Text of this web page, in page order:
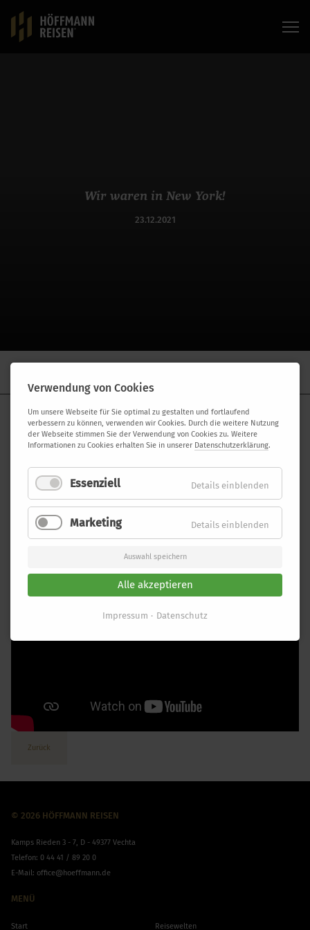
Wir waren in New York!
23.12.2021
WIR WAREN IN NEW YORK!
Das war wunderbar! Einfach mal raus und im Großstadtjungle
abtauchen: im Dezember besuchten wir New York City. Und das war in
diesem Jahr natürlich besonders spannend. Weihnachtlicher
Lichterglanz und bestes Wetter begleiteten uns durch unvergessliche
Tage an der Ostküste der USA.
Zurück
© 2026 HÖFFMANN REISEN
Kamps Rieden 3 - 7, D - 49377 Vechta
Telefon: 0 44 41 / 89 20 0
E-Mail: office@hoeffmann.de
MENÜ
Start Reisewelten
Verwendung von Cookies
Um unsere Webseite für Sie optimal zu gestalten und fortlaufend
verbessern zu können, verwenden wir Cookies. Durch die weitere Nutzung
der Webseite stimmen Sie der Verwendung von Cookies zu. Weitere
Informationen zu Cookies erhalten Sie in unserer Datenschutzerklärung.
Essenziell Details einblenden
Marketing Details einblenden
Auswahl speichern
Alle akzeptieren
Impressum Datenschutz